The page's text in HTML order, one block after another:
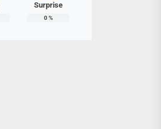
Surprise
0%